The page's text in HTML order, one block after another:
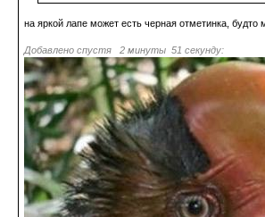
на яркой лапе может есть черная отметинка,
Добавлено спустя 2 минуты 51 секунду: